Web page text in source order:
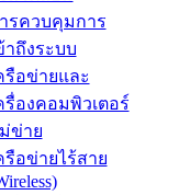
รควบคุมการ
าถึงระบบ
รือข่ายและ
รื่องคอมพิวเตอร์
ข่าย
รือข่ายไร้สาย